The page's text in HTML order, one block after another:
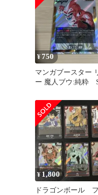
¥750
マンガブースター
ー 魔人ブウ:純粋
¥ 1,800
ドラゴンボール